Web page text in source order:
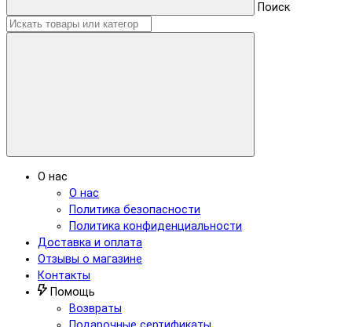
Поиск
О нас
О нас
Политика безопасности
Политика конфиденциальности
Доставка и оплата
Отзывы о магазине
Контакты
Помощь
Возвраты